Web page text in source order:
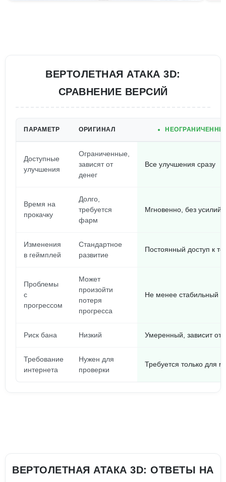
ВЕРТОЛЕТНАЯ АТАКА 3D:
СРАВНЕНИЕ ВЕРСИЙ
ПАРАМЕТР ОРИГИНАЛ
Доступные
улучшения
Ограниченные,
зависят от
денег
Все улучшения сразу
Время на
прокачку
Долго,
требуется
фарм
Мгновенно, без усилий
Изменения
в геймплей
Стандартное
развитие
Постоянный доступ к
Проблемы
с
прогрессом
Может
произойти
потеря
прогресса
Не менее стабильный
Риск бана Низкий Умеренный, зависит от
Требование
интернета
Нужен для
проверки
Требуется только для
ВЕРТОЛЕТНАЯ АТАКА 3D: ОТВЕТЫ НА